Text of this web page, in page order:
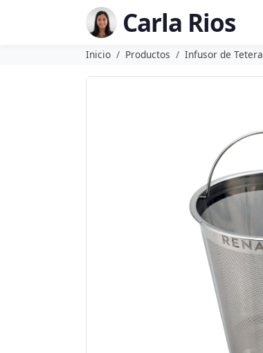
Carla Rios
Inicio Productos Infusor de Tetera